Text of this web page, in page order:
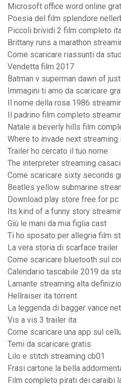
Microsoft office word online
Poesia del film splendore
Piccoli brividi 2 film completo
Brittany runs a marathon
Come scaricare riassunti da
Vendetta film 2017
Batman v superman dawn of
Immagini ti amo da scaricare
Il nome della rosa 1986
Il padrino film completo
Natale a beverly hills film
Where to invade next streaming
Trailer ho cercato il tuo nome
The interpreter streaming
Come scaricare sixty seconds
Beatles yellow submarine
Download play store free for pc
Its kind of a funny story
Giù le mani da mia figlia cast
Ti ho sposato per allegria film
La vera storia di scarface trailer
Come scaricare bluetooth sul
Calendario tascabile 2019 da
Lamante streaming alta
Hellraiser ita torrent
La leggenda di bagger vance
Vis a vis 3 trailer ita
Come scaricare una app sul
Temi da scaricare gratis
Lilo e stitch streaming cb01
Frasi cartone la bella
Film completo pirati dei caraibi